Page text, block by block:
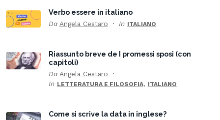
Verbo essere in italiano
Da Angela Cestaro In ITALIANO
Riassunto breve de I promessi sposi (con
capitoli)
Da Angela Cestaro
In LETTERATURA E FILOSOFIA, ITALIANO
Come si scrive la data in inglese?